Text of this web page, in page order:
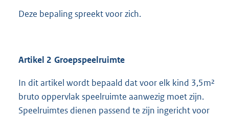
Deze bepaling spreekt voor zich.
Artikel 2 Groepspeelruimte
In dit artikel wordt bepaald dat voor elk kind 3,5m²
bruto oppervlak speelruimte aanwezig moet zijn.
Speelruimtes dienen passend te zijn ingericht voor